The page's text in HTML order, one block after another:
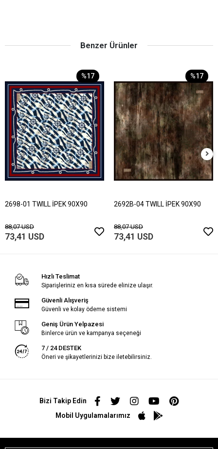
Benzer Ürünler
%17
2698-01 TWILL İPEK 90X90
88,07 USD
73,41 USD
%17
2692B-04 TWILL İPEK 90X90
88,07 USD
73,41 USD
Hızlı Teslimat
Siparişleriniz en kısa sürede elinize ulaşır.
Güvenli Alışveriş
Güvenli ve kolay ödeme sistemi
Geniş Ürün Yelpazesi
Binlerce ürün ve kampanya seçeneği
7 / 24 DESTEK
Öneri ve şikayetlerinizi bize iletebilirsiniz.
Bizi Takip Edin
Mobil Uygulamalarımız